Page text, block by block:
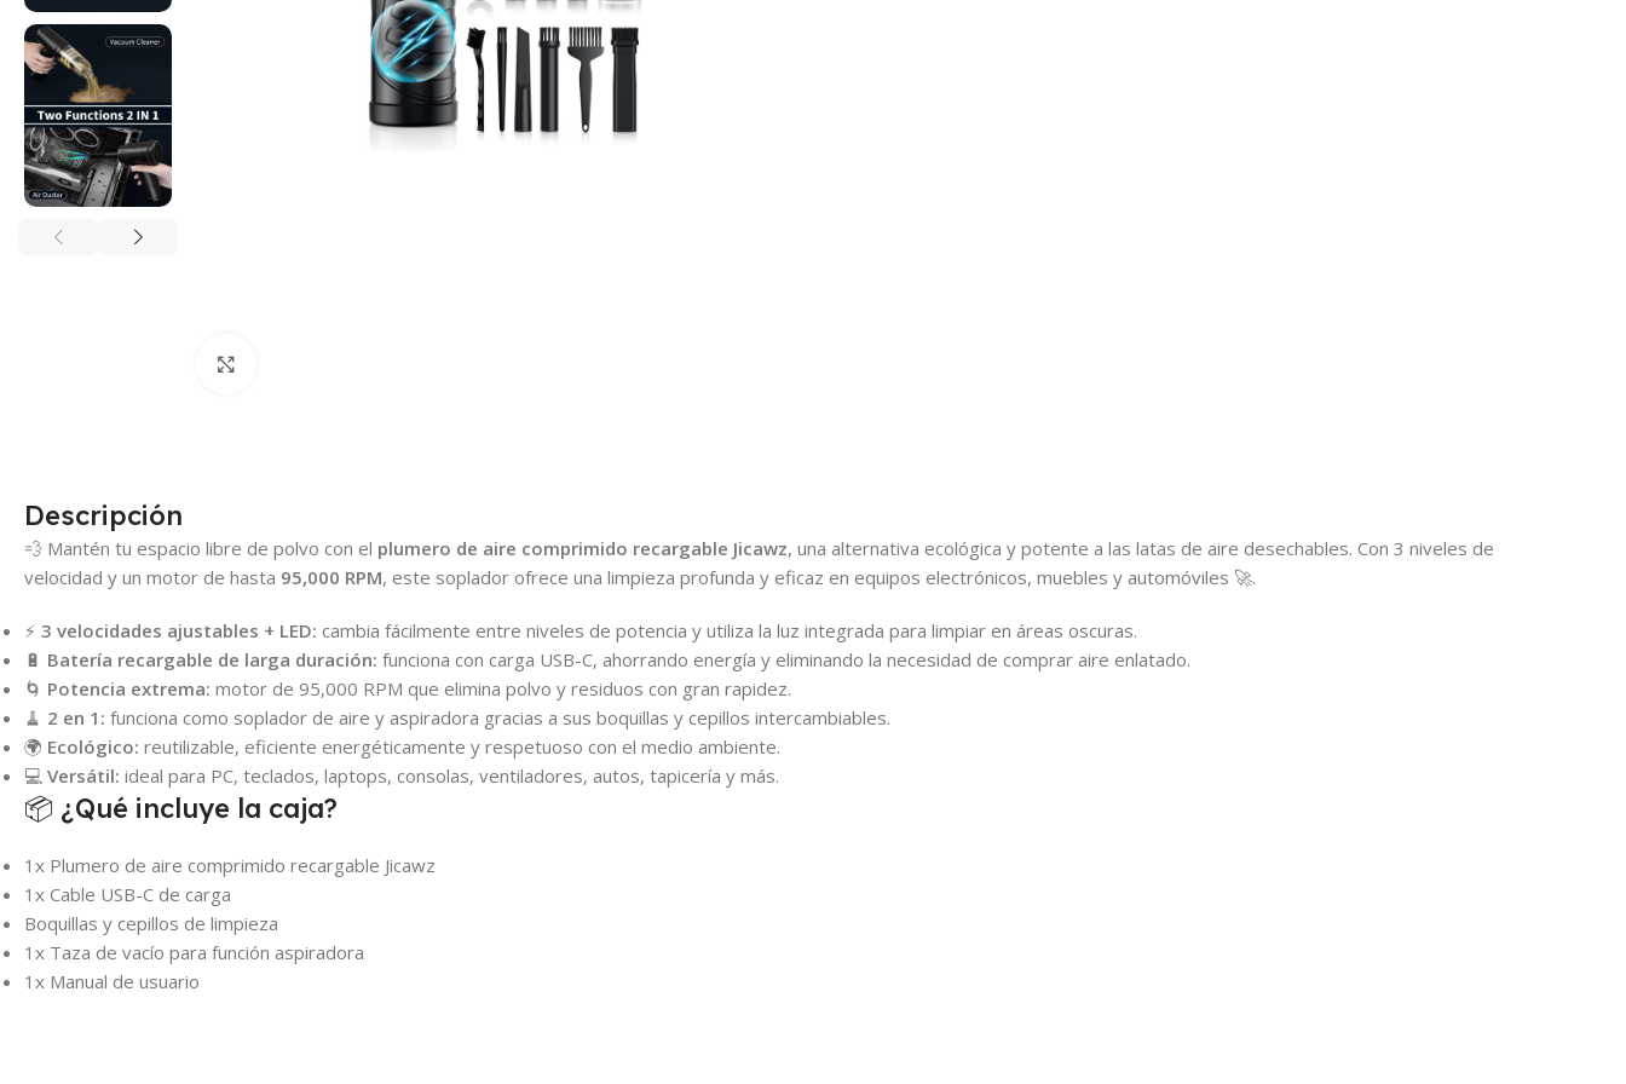
Descripción
💨 Mantén tu espacio libre de polvo con el plumero de aire comprimido recargable Jicawz, una alternativa ecológica y potente a las latas de aire desechables. Con 3 niveles de
velocidad y un motor de hasta 95,000 RPM, este soplador ofrece una limpieza profunda y eficaz en equipos electrónicos, muebles y automóviles 🚀.
⚡ 3 velocidades ajustables + LED: cambia fácilmente entre niveles de potencia y utiliza la luz integrada para limpiar en áreas oscuras.
🔋 Batería recargable de larga duración: funciona con carga USB-C, ahorrando energía y eliminando la necesidad de comprar aire enlatado.
🌀 Potencia extrema: motor de 95,000 RPM que elimina polvo y residuos con gran rapidez.
🧹 2 en 1: funciona como soplador de aire y aspiradora gracias a sus boquillas y cepillos intercambiables.
🌍 Ecológico: reutilizable, eficiente energéticamente y respetuoso con el medio ambiente.
💻 Versátil: ideal para PC, teclados, laptops, consolas, ventiladores, autos, tapicería y más.
📦 ¿Qué incluye la caja?
1x Plumero de aire comprimido recargable Jicawz
1x Cable USB-C de carga
Boquillas y cepillos de limpieza
1x Taza de vacío para función aspiradora
1x Manual de usuario